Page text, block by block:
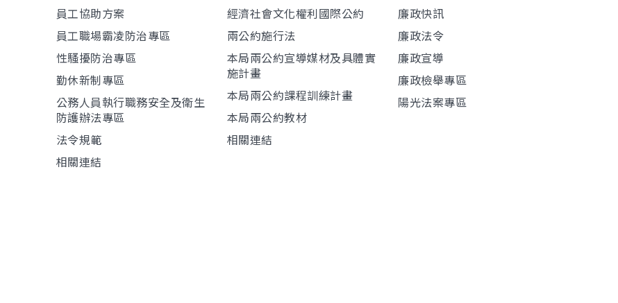
員工協助方案
員工職場霸凌防治專區
性騷擾防治專區
勤休新制專區
公務人員執行職務安全及衛生
防護辦法專區
法令規範
相關連結
經濟社會文化權利國際公約
兩公約施行法
本局兩公約宣導媒材及具體實
施計畫
本局兩公約課程訓練計畫
本局兩公約教材
相關連結
廉政快訊
廉政法令
廉政宣導
廉政檢舉專區
陽光法案專區